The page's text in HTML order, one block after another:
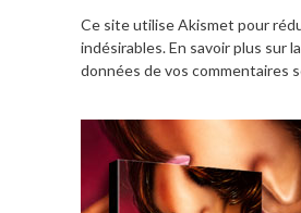
Ce site utilise Akismet pour
indésirables.En savoir plus sur
données de vos commentaires